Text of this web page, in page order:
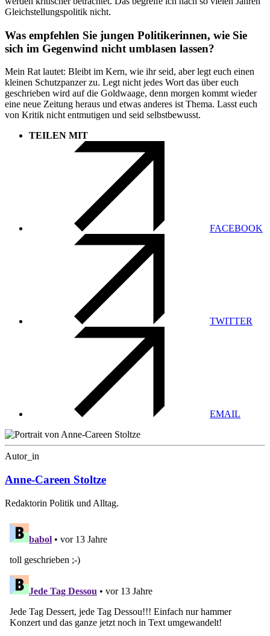
Gleichstellungspolitik nicht.
Was empfehlen Sie jungen Politikerinnen, wie Sie
sich im Gegenwind nicht umblasen lassen?
Mein Rat lautet: Bleibt im Kern, wie ihr seid, aber legt euch einen
kleinen Schutzpanzer zu. Legt nicht jedes Wort das über euch
geschrieben wird auf die Goldwaage, denn morgen kommt wieder
eine neue Zeitung heraus und etwas anderes ist Thema. Lasst euch
von Kritik nicht entmutigen und seid selbstbewusst.
TEILEN MIT
FACEBOOK
TWITTER
EMAIL
Autor_in
Anne-Careen Stoltze
Redaktorin Politik und Alltag.